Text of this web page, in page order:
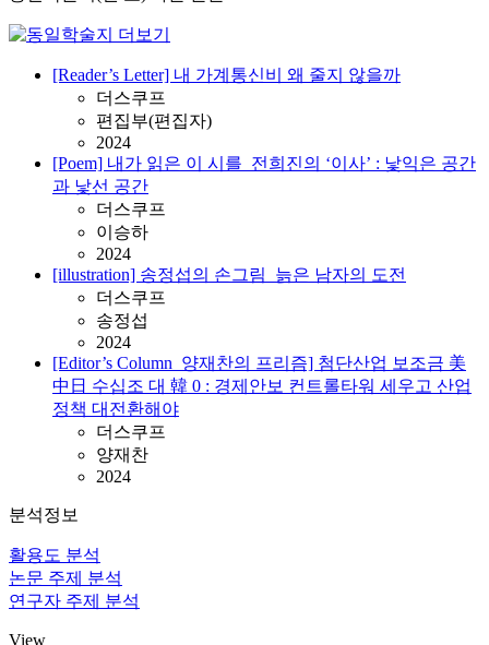
[Reader’s Letter] 내 가계통신비 왜 줄지 않을까
더스쿠프
편집부(편집자)
2024
[Poem] 내가 읽은 이 시를_전희진의 ‘이사’ : 낯익은 공간
과 낯선 공간
더스쿠프
이승하
2024
[illustration] 송정섭의 손그림_늙은 남자의 도전
더스쿠프
송정섭
2024
[Editor’s Column_양재찬의 프리즘] 첨단산업 보조금 美
中日 수십조 대 韓 0 : 경제안보 컨트롤타워 세우고 산업
정책 대전환해야
더스쿠프
양재찬
2024
분석정보
활용도 분석
논문 주제 분석
연구자 주제 분석
View